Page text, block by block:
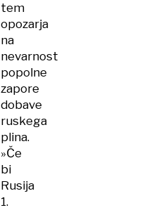
tem
opozarja
na
nevarnost
popolne
zapore
dobave
ruskega
plina.
»Če
bi
Rusija
1.